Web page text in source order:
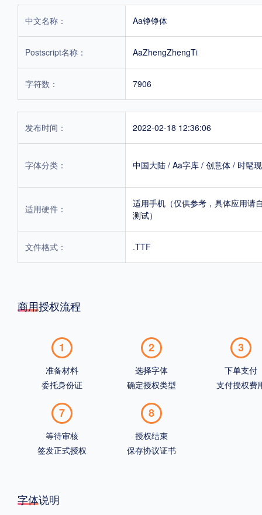
中文名称： Aa铮铮体
Postscript名称： AaZhengZhengTi
字符数： 7906
发布时间： 2022-02-18 12:36:06
字体分类： 中国大陆 / Aa字库 / 创意体 / 时髦
适用硬件：
适用手机（仅供参考，具体应用请
测试）
文件格式： .TTF
商用授权流程
1
准备材料
委托身份证
2
选择字体
确定授权类型
3
下单支付
支付授权费
7
等待审核
签发正式授权
8
授权结束
保存协议证书
字体说明